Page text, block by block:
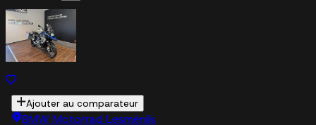
Ajouter au comparateur
BMW Motorrad Lesménils